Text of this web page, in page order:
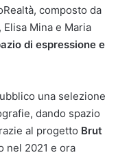
composto da
Mina e Maria
di espressione e
una selezione
dando spazio
al progetto Brut
nel 2021 e ora